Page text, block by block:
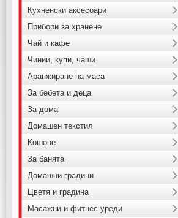
Кухненски аксесоари
Прибори за хранене
Чай и кафе
Чинии, купи, чаши
Аранжиране на маса
За бебета и деца
За дома
Домашен текстил
Кошове
За банята
Домашни градини
Цветя и градина
Масажни и фитнес уреди